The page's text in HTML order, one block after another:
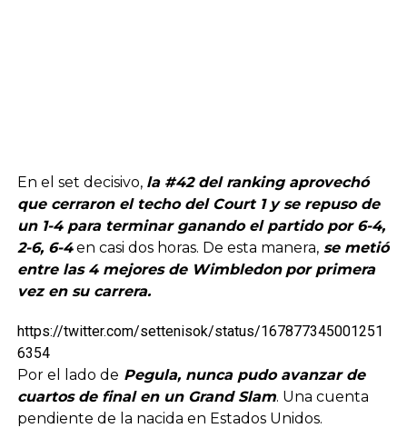
En el set decisivo, la #42 del ranking aprovechó
que cerraron el techo del Court 1 y se repuso de
un 1-4 para terminar ganando el partido por 6-4,
2-6, 6-4en casi dos horas. De esta manera,se metió
entre las 4 mejores de Wimbledon por primera
vez en su carrera.
https://twitter.com/settenisok/status/167877345001251
6354
Por el lado de Pegula, nunca pudo avanzar de
cuartos de final en un Grand Slam. Una cuenta
pendiente de la nacida en Estados Unidos.